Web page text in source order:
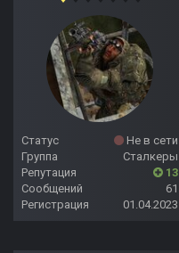
Статус
Не в сети
Группа
Сталкеры
Репутация
13
Сообщений
61
Регистрация
01.04.2023